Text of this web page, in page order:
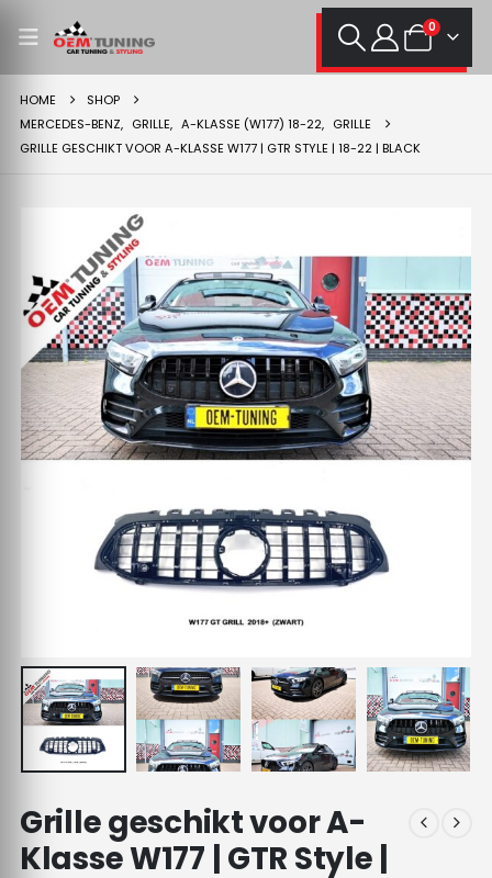
0
HOME
SHOP
MERCEDES-BENZ, GRILLE, A-KLASSE (W177) 18-22, GRILLE
GRILLE GESCHIKT VOOR A-KLASSE W177 | GTR STYLE | 18-22 | BLACK
Grille geschikt voor A-
Klasse W177 | GTR Style |